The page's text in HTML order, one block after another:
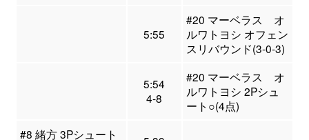
5:55
#20 マーベラス オ
ルワトヨシ オフェン
スリバウンド(3-0-3)
5:54
4-8
#20 マーベラス オ
ルワトヨシ 2Pシュ
ート○(4点)
#8 緒方 3Pシュート